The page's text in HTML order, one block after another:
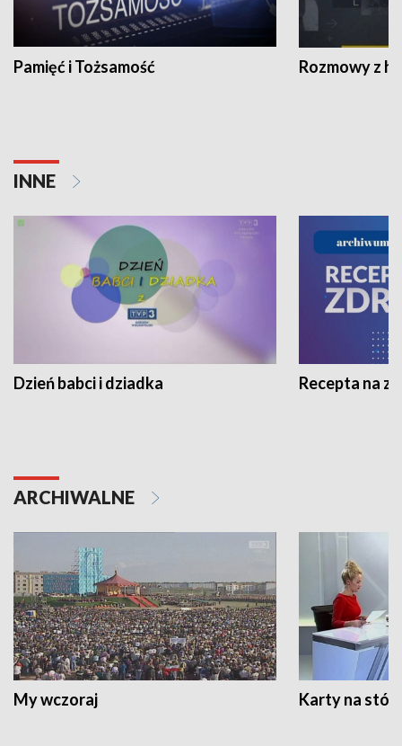
Pamięć i Tożsamość Rozmowy z
INNE
Dzień babci i dziadka Recepta na
ARCHIWALNE
My wczoraj Karty na